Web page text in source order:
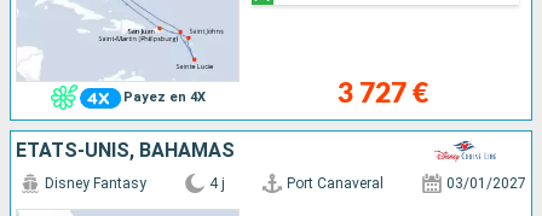
Payez en 4X 3 727 €
ÉTATS-UNIS, BAHAMAS
Disney Fantasy 4 j Port Canaveral 03/01/2027